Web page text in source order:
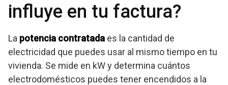
influye en tu factura?
La potencia contratada es la cantidad de
electricidad que puedes usar al mismo tiempo en tu
vivienda. Se mide en kW y determina cuántos
electrodomésticos puedes tener encendidos a la